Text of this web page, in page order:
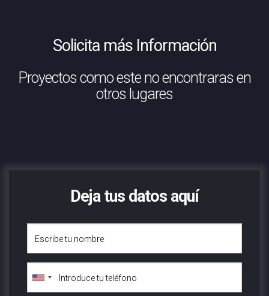
Solicita más Información
Proyectos como este no encontraras en
otros lugares
Deja tus datos aquí